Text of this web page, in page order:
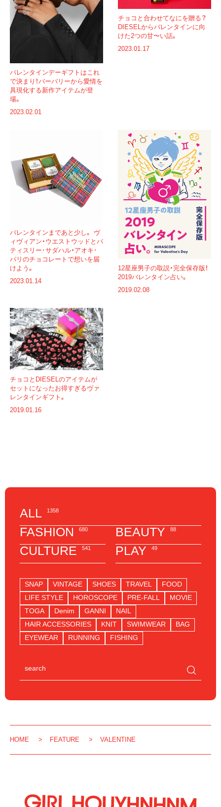
バレンタインデーギフトはこれ
で決まり！バーバリーから愛情を
具現化する新作アイテムが登
場。
2023.02.01
チョコと合わせてなにを贈る？
DIESELからバレンタインに向
けた2つの甘〜い話。
2023.01.17
バレンタインまであと少し。 ヴ
ィヴィアン・ウエストウッドとパ
ティスリー･サダハル・アオキ･
パリのチョコレートで想いを届
けよう。
2023.01.14
12星座男子の取説・完全保存版！
2019バレンタイン占い。
2019.02.08
チョコとDIESELのアイテムが
セットになったお得すぎるヴァ
レンタインギフト。
2019.01.16
ALL 1358
FASHION 680 BEAUTY 88
CULTURE 541 PLAY 49
SNAP VINTAGE SHOES TRAVEL
FOOD
LIFE STYLE
HOROSCOPE PRE-FALL
MOVIE
TOGA
Denim GANNI
NAIL
HAIR ACCESSORIES
KNIT SWIMWEAR
BAG
EYEWEAR
RUNNING FISHING
HOME FEATURE VALENTINE